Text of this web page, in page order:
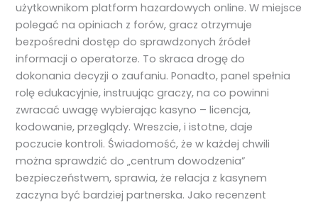
użytkownikom platform hazardowych online. W miejsce
polegać na opiniach z forów, gracz otrzymuje
bezpośredni dostęp do sprawdzonych źródeł
informacji o operatorze. To skraca drogę do
dokonania decyzji o zaufaniu. Ponadto, panel spełnia
rolę edukacyjnie, instruując graczy, na co powinni
zwracać uwagę wybierając kasyno – licencja,
kodowanie, przeglądy. Wreszcie, i istotne, daje
poczucie kontroli. Świadomość, że w każdej chwili
można sprawdzić do „centrum dowodzenia”
bezpieczeństwem, sprawia, że relacja z kasynem
zaczyna być bardziej partnerska. Jako recenzent